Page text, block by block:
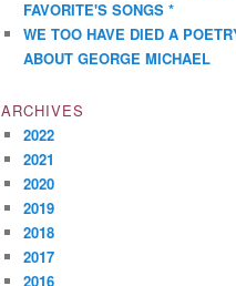
FAVORITE'S SONGS *
WE TOO HAVE DIED A
ABOUT GEORGE MICHAEL
ARCHIVES
2022
2021
2020
2019
2018
2017
2016